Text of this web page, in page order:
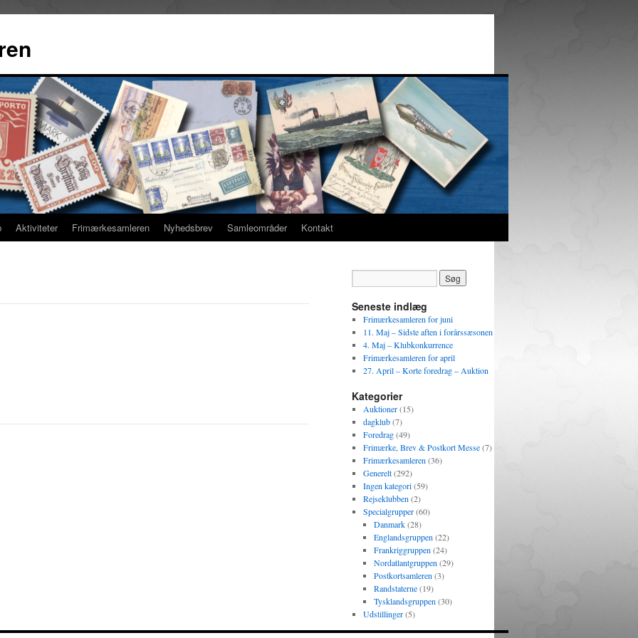
Aktiviteter Frimærkesamleren Nyhedsbrev Samleområder Kontakt
Seneste indlæg
Frimærkesamleren for juni
11. Maj – Sidste aften i forårssæsonen
4. Maj – Klubkonkurrence
Frimærkesamleren for april
27. April – Korte foredrag – Auktion
Kategorier
Auktioner(15)
dagklub(7)
Foredrag(49)
Frimærke, Brev & Postkort Messe(7)
Frimærkesamleren (36)
Generelt(292)
Ingen kategori(59)
Rejseklubben (2)
Specialgrupper(60)
Danmark(28)
Englandsgruppen (22)
Frankriggruppen (24)
Nordatlantgruppen (29)
Postkortsamleren (3)
Randstaterne(19)
Tysklandsgruppen (30)
Udstillinger(5)